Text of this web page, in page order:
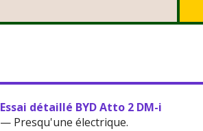
Essai détaillé BYD Atto 2 DM-i
— Presqu'une électrique.